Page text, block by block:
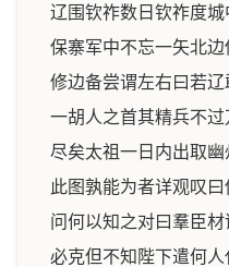
辽围钦祚数日钦祚度
保寨军中不忘一矢北
修边备尝谓左右曰若
一胡人之首其精兵不
尽矣太祖一日内出取
此图孰能为者详观叹
问何以知之对曰羣臣
必克但不知陛下遣何